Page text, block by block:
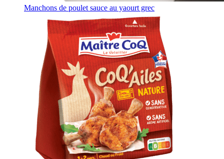
Manchons de poulet sauce au yaourt grec